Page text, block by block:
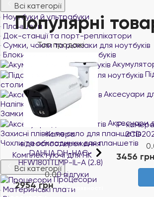
Всі категорії
Ноутбуки й ультрабуки
Планшети
Док-станції та порт-реплікатори
Сумки, чохли та рюкзаки для ноутбуків
Блоки живлення для ноутбуків
столики для ноутбуків
Аксесуари
Наліпки на клавіатуру
Замки для ноутбуків
Аксесуари
Захисні плівки та скло для планшетів
Чохли та обкладинки для планшетів
Комплектуючі для ПК
Всі категорії
Процесори
Материнські плати
Популярні
Топ продажі
Камера
відеоспостереження
DAHUA DH-HAC-
HFW1801TLMP-IL-A (2.8)
0.00 відгуки
В наявності
2954 грн
IP-камера
3456 грн